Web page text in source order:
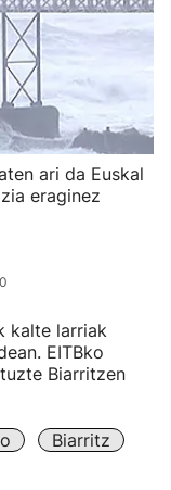
ari da Euskal
eraginez
kalte larriak
EITBko
Biarritzen
Biarritz